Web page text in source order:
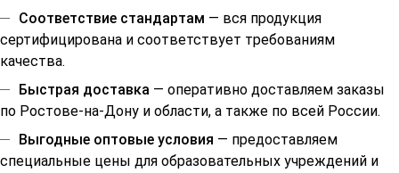
Соответствие стандартам — вся продукция
сертифицирована и соответствует требованиям
качества.
Быстрая доставка — оперативно доставляем заказы
по Ростове-на-Дону и области, а также по всей России.
Выгодные оптовые условия — предоставляем
специальные цены для образовательных учреждений и